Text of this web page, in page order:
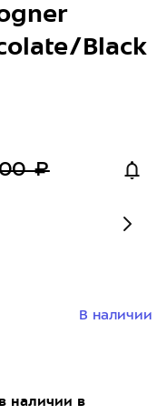
наличии в
Black
₽
В наличии